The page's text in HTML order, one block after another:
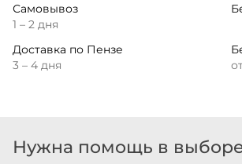
Самовывоз
1 – 2 дня
Доставка по Пензе
3 – 4 дня
Нужна помощь в